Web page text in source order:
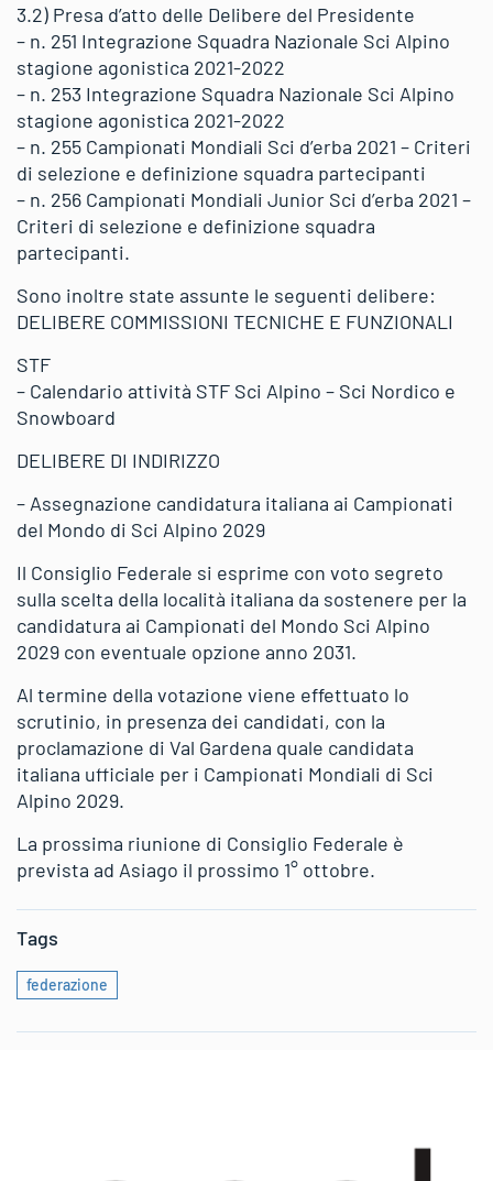
3.2) Presa d’atto delle Delibere del Presidente
– n. 251 Integrazione Squadra Nazionale Sci Alpino
stagione agonistica 2021-2022
– n. 253 Integrazione Squadra Nazionale Sci Alpino
stagione agonistica 2021-2022
– n. 255 Campionati Mondiali Sci d’erba 2021 – Criteri
di selezione e definizione squadra partecipanti
– n. 256 Campionati Mondiali Junior Sci d’erba 2021 –
Criteri di selezione e definizione squadra
partecipanti.
Sono inoltre state assunte le seguenti delibere:
DELIBERE COMMISSIONI TECNICHE E FUNZIONALI
STF
– Calendario attività STF Sci Alpino – Sci Nordico e
Snowboard
DELIBERE DI INDIRIZZO
– Assegnazione candidatura italiana ai Campionati
del Mondo di Sci Alpino 2029
Il Consiglio Federale si esprime con voto segreto
sulla scelta della località italiana da sostenere per la
candidatura ai Campionati del Mondo Sci Alpino
2029 con eventuale opzione anno 2031.
Al termine della votazione viene effettuato lo
scrutinio, in presenza dei candidati, con la
proclamazione di Val Gardena quale candidata
italiana ufficiale per i Campionati Mondiali di Sci
Alpino 2029.
La prossima riunione di Consiglio Federale è
prevista ad Asiago il prossimo 1° ottobre.
Tags
federazione